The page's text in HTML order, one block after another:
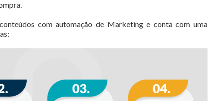
com automação de Marketing e conta com uma